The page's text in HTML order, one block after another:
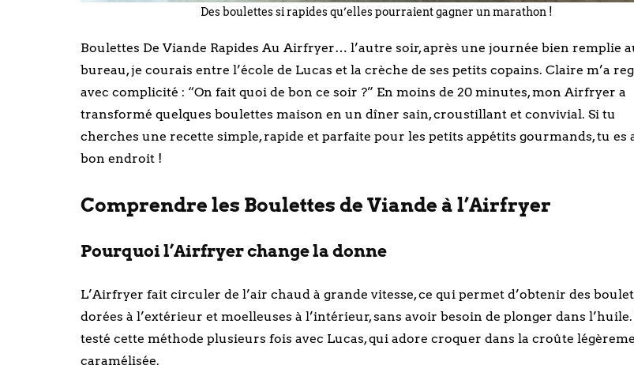
Des boulettes si rapides qu’elles pourraient gagner un marathon !
Boulettes De Viande Rapides Au Airfryer… l’autre soir, après une journée bien remplie
bureau, je courais entre l’école de Lucas et la crèche de ses petits copains. Claire m’a
avec complicité : “On fait quoi de bon ce soir ?” En moins de 20 minutes, mon Airfryer a
transformé quelques boulettes maison en un dîner sain, croustillant et convivial. Si tu
cherches une recette simple, rapide et parfaite pour les petits appétits gourmands, tu es
bon endroit !
Comprendre les Boulettes de Viande à l’Airfryer
Pourquoi l’Airfryer change la donne
L’Airfryer fait circuler de l’air chaud à grande vitesse, ce qui permet d’obtenir des
dorées à l’extérieur et moelleuses à l’intérieur, sans avoir besoin de plonger dans l’huile.
testé cette méthode plusieurs fois avec Lucas, qui adore croquer dans la croûte
caramélisée.